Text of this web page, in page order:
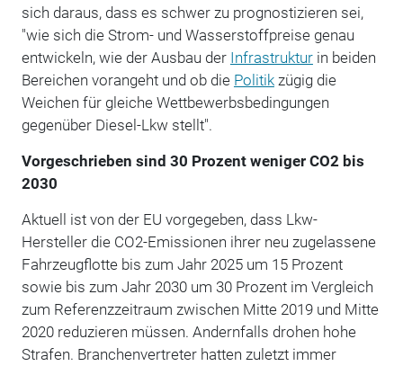
sich daraus, dass es schwer zu prognostizieren sei,
"wie sich die Strom- und Wasserstoffpreise genau
entwickeln, wie der Ausbau der Infrastrukturin beiden
Bereichen vorangeht und ob die Politikzügig die
Weichen für gleiche Wettbewerbsbedingungen
gegenüber Diesel-Lkw stellt".
Vorgeschrieben sind 30 Prozent weniger CO2 bis
2030
Aktuell ist von der EU vorgegeben, dass Lkw-
Hersteller die CO2-Emissionen ihrer neu zugelassene
Fahrzeugflotte bis zum Jahr 2025 um 15 Prozent
sowie bis zum Jahr 2030 um 30 Prozent im Vergleich
zum Referenzzeitraum zwischen Mitte 2019 und Mitte
2020 reduzieren müssen. Andernfalls drohen hohe
Strafen. Branchenvertreter hatten zuletzt immer